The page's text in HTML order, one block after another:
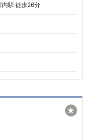
内駅 徒歩26分
★